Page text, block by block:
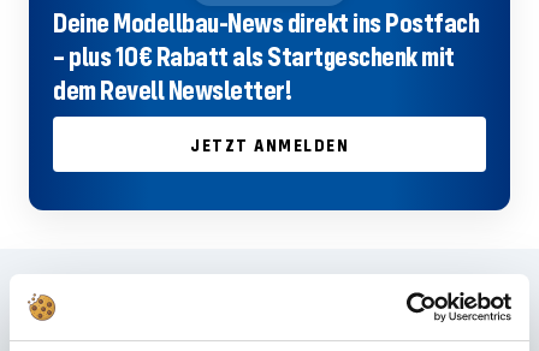
Deine Modellbau-News direkt ins Postfach
– plus 10€ Rabatt als Startgeschenk mit
dem Revell Newsletter!
JETZT ANMELDEN
Häufig gestellte Fragen